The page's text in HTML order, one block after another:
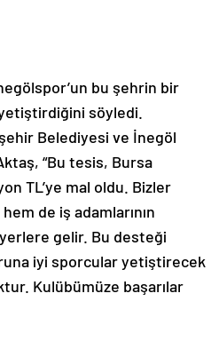
bu şehrin bir
söyledi.
Belediyesi ve İnegöl
“Bu tesis, Bursa
TL’ye mal oldu. Bizler
de iş adamlarının
gelir. Bu desteği
iyi sporcular yetiştirecek
Kulübümüze başarılar